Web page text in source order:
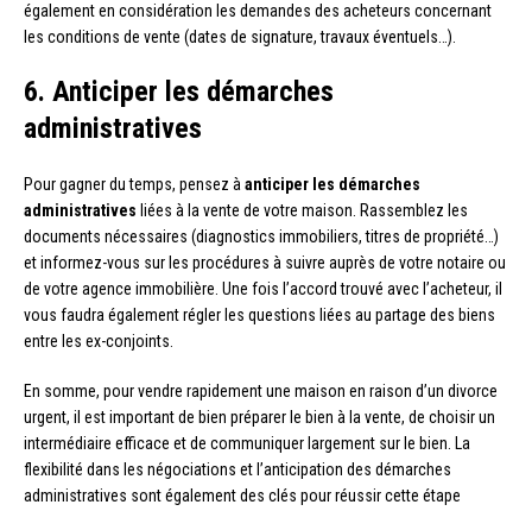
également en considération les demandes des acheteurs concernant
les conditions de vente (dates de signature, travaux éventuels…).
6. Anticiper les démarches
administratives
Pour gagner du temps, pensez à anticiper les démarches
administratives liées à la vente de votre maison. Rassemblez les
documents nécessaires (diagnostics immobiliers, titres de propriété…)
et informez-vous sur les procédures à suivre auprès de votre notaire ou
de votre agence immobilière. Une fois l’accord trouvé avec l’acheteur, il
vous faudra également régler les questions liées au partage des biens
entre les ex-conjoints.
En somme, pour vendre rapidement une maison en raison d’un divorce
urgent, il est important de bien préparer le bien à la vente, de choisir un
intermédiaire efficace et de communiquer largement sur le bien. La
flexibilité dans les négociations et l’anticipation des démarches
administratives sont également des clés pour réussir cette étape